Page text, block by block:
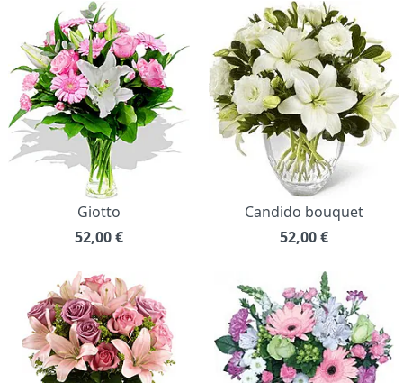
Giotto
52,00€
Candido bouquet
52,00€